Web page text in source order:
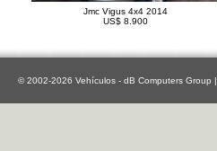
Jmc Vigus 4x4 2014
US$ 8.900
© 2002-2026 Vehículos - dB Computers Group |